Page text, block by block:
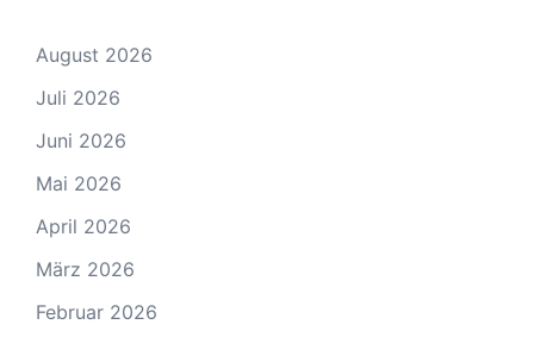
August 2026
Juli 2026
Juni 2026
Mai 2026
April 2026
März 2026
Februar 2026